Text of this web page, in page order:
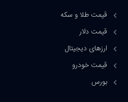
قیمت طلا و سکه
قیمت دلار
ارزهای دیجیتال
قیمت خودرو
بورس